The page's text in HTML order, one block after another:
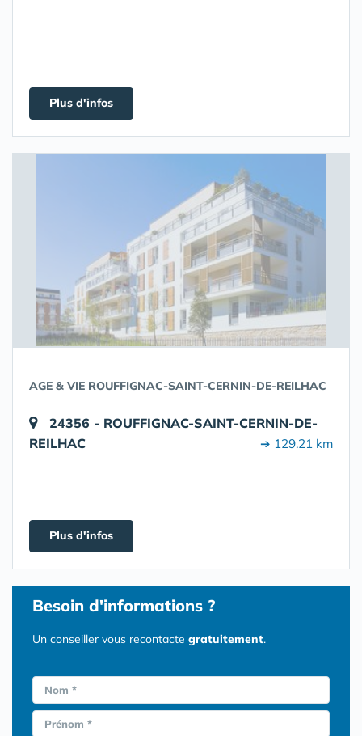
Plus d'infos
AGE & VIE ROUFFIGNAC-SAINT-CERNIN-DE-REILHAC
24356 - ROUFFIGNAC-SAINT-CERNIN-DE-
REILHAC
➔ 129.21 km
Plus d'infos
Besoin d'informations ?
Un conseiller vous recontacte gratuitement.
Nom *
Prénom *